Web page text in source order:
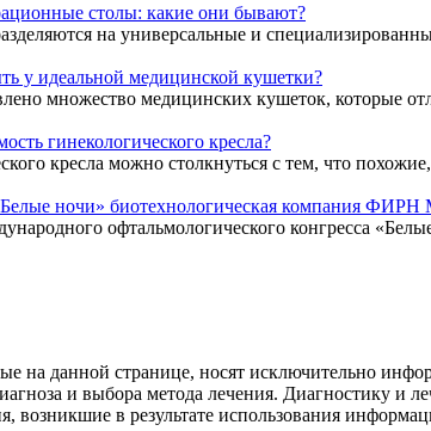
столы: какие они бывают?
на универсальные и
у идеальной медицинской кушетки?
множество медицинских кушеток, которые
гинекологического кресла?
кресла можно столкнуться с тем, что
ночи» биотехнологическая компания
офтальмологического конгресса
на данной странице, носят исключительно
и выбора метода лечения. Диагностику и
возникшие в результате использования